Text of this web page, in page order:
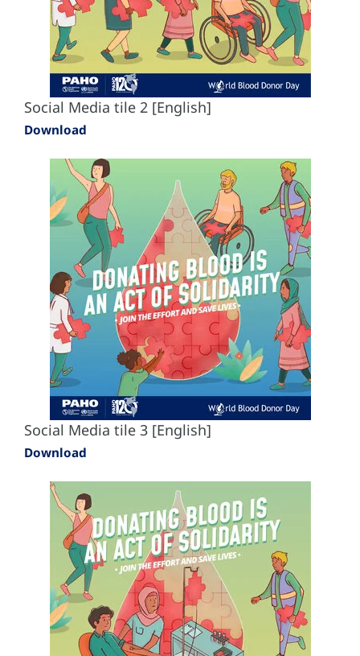
Social Media tile 2 [English]
Download
Social Media tile 3 [English]
Download